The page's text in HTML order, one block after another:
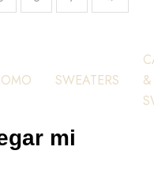
SWEATERS
&
mi